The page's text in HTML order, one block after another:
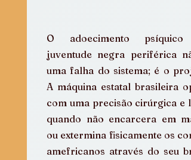
O adoecimento psíquico
juventude negra periférica
uma falha do sistema; é o
A máquina estatal brasileira
com uma precisão cirúrgica e
quando não encarcera em
ou extermina fisicamente os
amefricanos através do seu